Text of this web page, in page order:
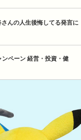
んの人生後悔してる発言に
ンペーン 経営・投資・健